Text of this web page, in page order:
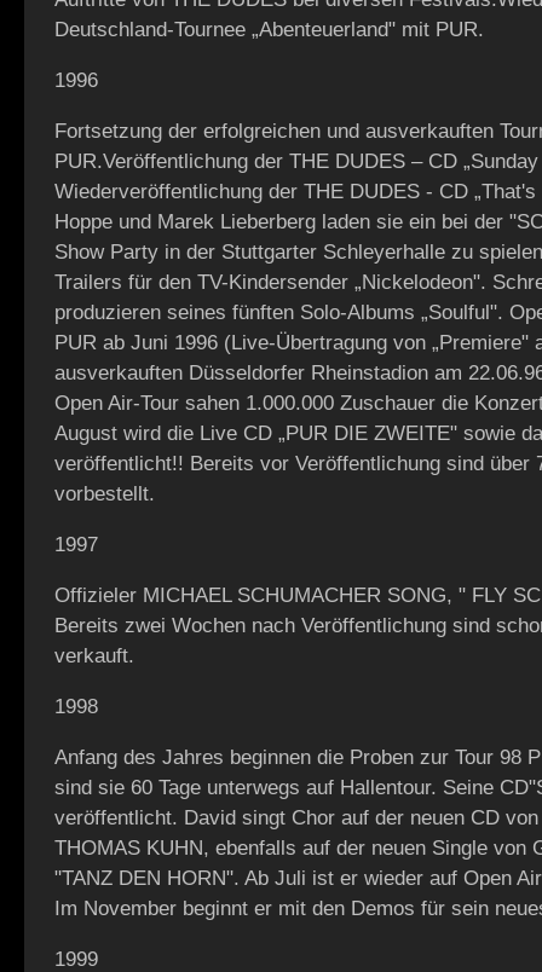
Deutschland-Tournee „Abenteuerland" mit PUR.
1996
Fortsetzung der erfolgreichen und ausverkauften
PUR.Veröffentlichung der THE DUDES – CD
Wiederveröffentlichung der THE DUDES - CD
Hoppe und Marek Lieberberg laden sie ein bei der
Show Party in der Stuttgarter Schleyerhalle zu
Trailers für den TV-Kindersender „Nickelodeon".
produzieren seines fünften Solo-Albums „Soulful".
PUR ab Juni 1996 (Live-Übertragung von „Premiere"
ausverkauften Düsseldorfer Rheinstadion am
Open Air-Tour sahen 1.000.000 Zuschauer die
August wird die Live CD „PUR DIE ZWEITE" sowie
veröffentlicht!! Bereits vor Veröffentlichung sind über
vorbestellt.
1997
Offizieler MICHAEL SCHUMACHER SONG, " FLY
Bereits zwei Wochen nach Veröffentlichung sind
verkauft.
1998
Anfang des Jahres beginnen die Proben zur Tour 98
sind sie 60 Tage unterwegs auf Hallentour. Seine
veröffentlicht. David singt Chor auf der neuen CD
THOMAS KUHN, ebenfalls auf der neuen Single von
"TANZ DEN HORN". Ab Juli ist er wieder auf Open
Im November beginnt er mit den Demos für sein
1999